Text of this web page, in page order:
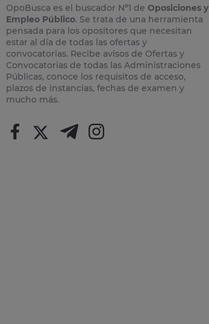
OpoBusca es el buscador Nº1 de Oposiciones y
Empleo Público. Se trata de una herramienta
pensada para los opositores que necesitan
estar al día de todas las ofertas y
convocatorias. Recibe avisos de Ofertas y
Convocatorias de todas las Administraciones
Públicas, conoce los requisitos de acceso,
plazos de instancias, fechas de examen y
mucho más.